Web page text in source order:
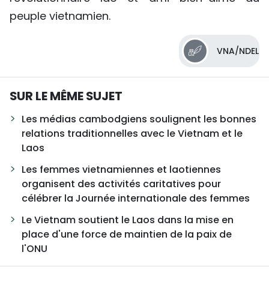
peuple vietnamien.
VNA/NDEL
SUR LE MÊME SUJET
Les médias cambodgiens soulignent les bonnes
relations traditionnelles avec le Vietnam et le
Laos
Les femmes vietnamiennes et laotiennes
organisent des activités caritatives pour
célébrer la Journée internationale des femmes
Le Vietnam soutient le Laos dans la mise en
place d'une force de maintien de la paix de
l'ONU